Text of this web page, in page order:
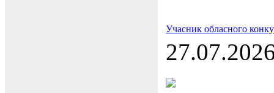
Учасник обласного